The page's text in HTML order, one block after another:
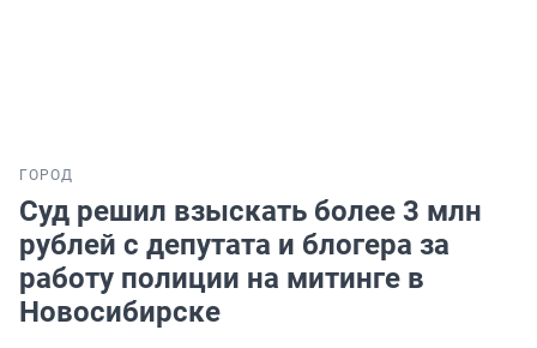
ГОРОД
Суд решил взыскать более 3 млн
рублей с депутата и блогера за
работу полиции на митинге в
Новосибирске